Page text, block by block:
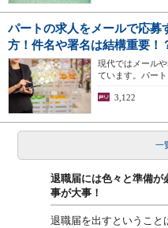
パートの求人をメールで応募
方！件名や署名は結構重要
現代ではメール
ています。パー
3,122
一
退職届には色々と準備が
事が大事！
退職届を出すということ